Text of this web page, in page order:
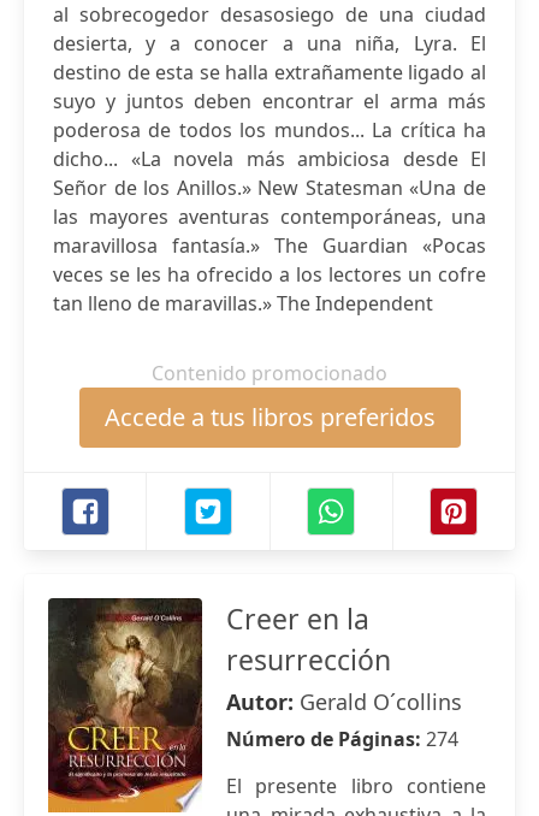
al sobrecogedor desasosiego de una ciudad
desierta, y a conocer a una niña, Lyra. El
destino de esta se halla extrañamente ligado al
suyo y juntos deben encontrar el arma más
poderosa de todos los mundos... La crítica ha
dicho... «La novela más ambiciosa desde El
Señor de los Anillos.» New Statesman «Una de
las mayores aventuras contemporáneas, una
maravillosa fantasía.» The Guardian «Pocas
veces se les ha ofrecido a los lectores un cofre
tan lleno de maravillas.» The Independent
Contenido promocionado
Accede a tus libros preferidos
Creer en la
resurrección
Autor: Gerald O´collins
Número de Páginas: 274
El presente libro contiene